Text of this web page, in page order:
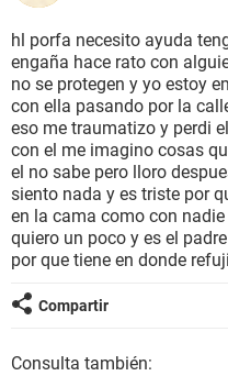
BIENESTAR
SEXUALIDAD
GLOSARIO
hl porfa necesito ayuda
engaña hace rato con
no se protegen y yo estoy
con ella pasando por la
eso me traumatizo y perdi
con el me imagino cosas
el no sabe pero lloro
siento nada y es triste por
en la cama como con
quiero un poco y es el
por que tiene en donde
Compartir
Consulta también: